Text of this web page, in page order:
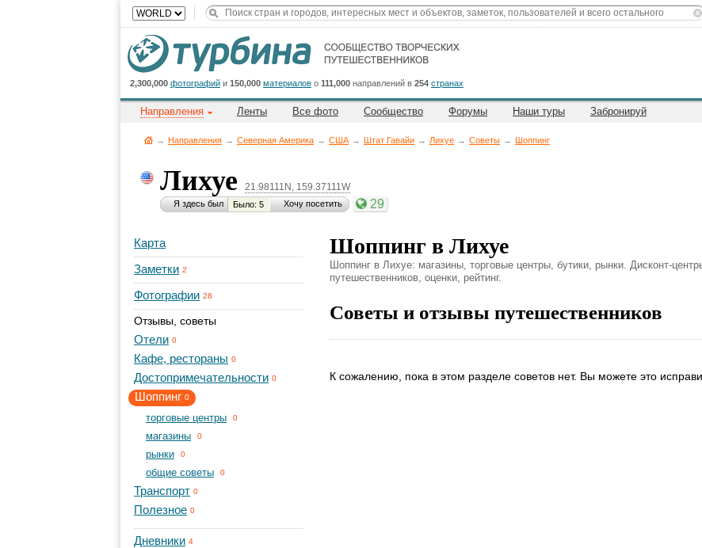
2,300,000 фотографий и 150,000 материалов о 111,000 направлений в 254 странах
Направления Ленты Все фото Сообщество Форумы Наши туры Забронируй
→ Направления → Северная Америка → CША → Штат Гавайи → Лихуе → Советы → Шоппинг
Лихуе 21.98111N, 159.37111W
Я здесь был Было: 5 Хочу посетить 29
Карта
Заметки 2
Фотографии 28
Отзывы, советы
Отели 0
Кафе, рестораны 0
Достопримечательности 0
Шоппинг 0
торговые центры 0
магазины 0
рынки 0
общие советы 0
Транспорт 0
Полезное 0
Дневники 4
Шоппинг в Лихуе
Шоппинг в Лихуе: магазины, торговые центры, бутики, рынки. Дисконт-
путешественников, оценки, рейтинг.
Советы и отзывы путешественников
К сожалению, пока в этом разделе советов нет. Вы можете это